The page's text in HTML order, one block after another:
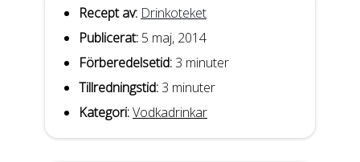
Recept av: Drinkoteket
Publicerat: 5 maj, 2014
Förberedelsetid: 3 minuter
Tillredningstid: 3 minuter
Kategori:Vodkadrinkar